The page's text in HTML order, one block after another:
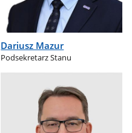
Dariusz Mazur
Podsekretarz Stanu